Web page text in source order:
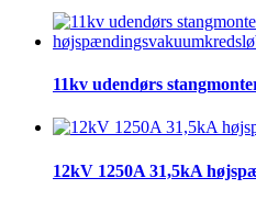
11kv udendørs
12kV 1250A 31,5kA